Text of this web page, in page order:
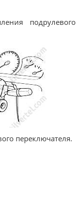
подрулевого
переключателя.